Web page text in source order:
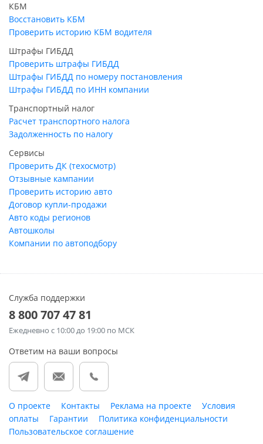
КБМ
Восстановить КБМ
Проверить историю КБМ водителя
Штрафы ГИБДД
Проверить штрафы ГИБДД
Штрафы ГИБДД по номеру постановления
Штрафы ГИБДД по ИНН компании
Транспортный налог
Расчет транспортного налога
Задолженность по налогу
Сервисы
Проверить ДК (техосмотр)
Отзывные кампании
Проверить историю авто
Договор купли-продажи
Авто коды регионов
Автошколы
Компании по автоподбору
Служба поддержки
8 800 707 47 81
Ежедневно с 10:00 до 19:00 по МСК
Ответим на ваши вопросы
О проекте Контакты Реклама на проекте
Условия
оплаты
Гарантии
Политика конфиденциальности
Пользовательское соглашение